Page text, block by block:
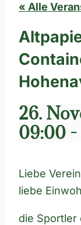
« Alle
26.
09:00 -
Liebe
liebe
die Sportler